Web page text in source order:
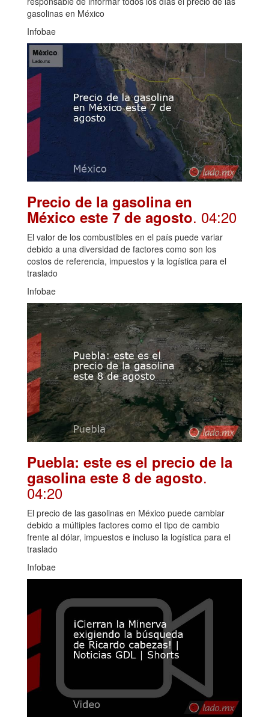
gasolinas en México
Infobae
Precio de la gasolina en
México este 7 de agosto. 04:20
El valor de los combustibles en el país puede variar
debido a una diversidad de factores como son los
costos de referencia, impuestos y la logística para el
traslado
Infobae
Puebla: este es el precio de la
gasolina este 8 de agosto.
04:20
El precio de las gasolinas en México puede cambiar
debido a múltiples factores como el tipo de cambio
frente al dólar, impuestos e incluso la logística para el
traslado
Infobae